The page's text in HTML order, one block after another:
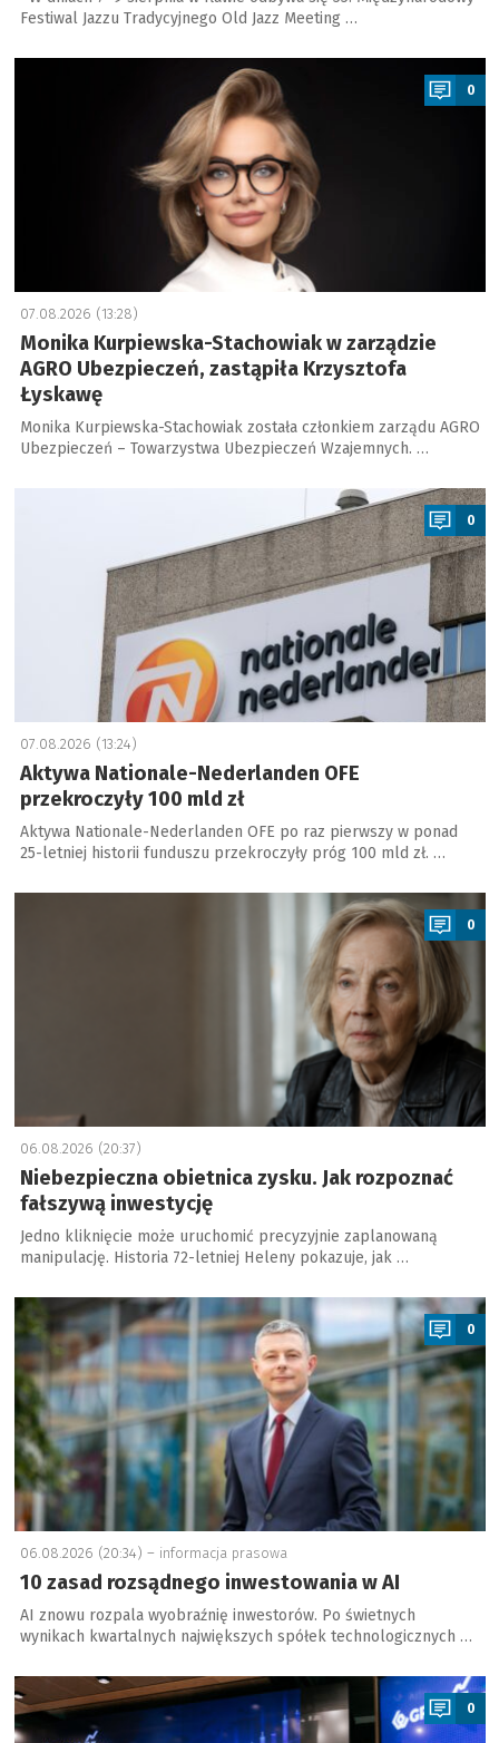
Festiwal Jazzu Tradycyjnego Old Jazz Meeting …
a
0
07.08.2026 (13:28)
Monika Kurpiewska-Stachowiak w zarządzie
AGRO Ubezpieczeń, zastąpiła Krzysztofa
Łyskawę
Monika Kurpiewska-Stachowiak została członkiem zarządu AGRO
Ubezpieczeń – Towarzystwa Ubezpieczeń Wzajemnych. …
0
07.08.2026 (13:24)
Aktywa Nationale-Nederlanden OFE
przekroczyły 100 mld zł
Aktywa Nationale-Nederlanden OFE po raz pierwszy w ponad
25-letniej historii funduszu przekroczyły próg 100 mld zł. …
a
0
06.08.2026 (20:37)
Niebezpieczna obietnica zysku. Jak rozpoznać
fałszywą inwestycję
Jedno kliknięcie może uruchomić precyzyjnie zaplanowaną
manipulację. Historia 72-letniej Heleny pokazuje, jak …
a
0
06.08.2026 (20:34) – informacja prasowa
10 zasad rozsądnego inwestowania w AI
AI znowu rozpala wyobraźnię inwestorów. Po świetnych
wynikach kwartalnych największych spółek technologicznych …
a
0